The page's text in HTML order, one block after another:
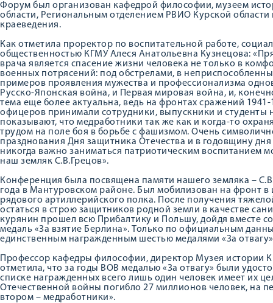
Форум был организован кафедрой философии, музеем
области, Региональным отделением РВИО Курской
краеведения.
Как отметила проректор по воспитательной работе,
общественностью КГМУ Алеся Анатольевна Кузнецова:
врача является спасение жизни человека не только в
военных потрясений: под обстрелами, в
примеров проявления мужества и профессионализма
Русско-Японская война, и Первая мировая война, и,
тема еще более актуальна, ведь на фронтах сражений
офицеров принимали сотрудники, выпускники и студенты
показывают, что медработники так же как и когда-то
трудом на поле боя в борьбе с фашизмом. Очень
празднования Дня защитника Отечества и в годовщину
никогда важно заниматься патриотическим воспитанием
наш земляк С.В.Грецов».
Конференция была посвящена памяти нашего земляка –
года в Мантуровском районе. Был мобилизован на фронт в
рядового артиллерийского полка. После получения
остаться в строю защитников родной земли в качестве
курянин прошел всю Прибалтику и Польшу, дойдя вместе
медаль «За взятие Берлина». Только по официальным
единственным награжденным шестью медалями «За
Профессор кафедры философии, директор Музея истории
отметила, что за годы ВОВ медалью «За отвагу» были
списке награжденных всего лишь один человек имеет их
Отечественной войны погибло 27 миллионов человек, на
втором – медработники».